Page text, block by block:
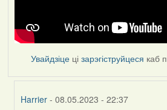
Увайдзіце цізарэгіструйцеся каб
Harrier - 08.05.2023 - 22:37